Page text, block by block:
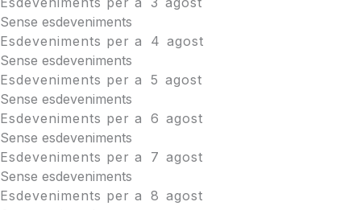
Sense esdeveniments
Esdeveniments per a
4 agost
Sense esdeveniments
Esdeveniments per a 5 agost
Sense esdeveniments
Esdeveniments per a 6 agost
Sense esdeveniments
Esdeveniments per a
7 agost
Sense esdeveniments
Esdeveniments per a 8 agost